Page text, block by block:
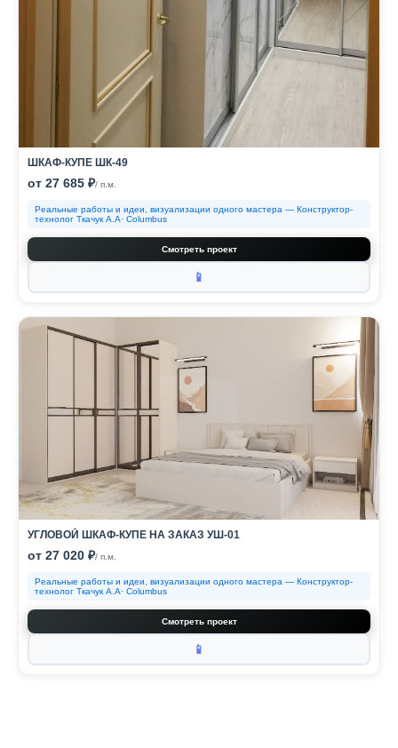
ШКАФ-КУПЕ ШК-49
от 27 685 ₽/ п.м.
Реальные работы и идеи, визуализации одного мастера — Конструктор-
технолог Ткачук А.А· Columbus
Смотреть проект
📱
УГЛОВОЙ ШКАФ-КУПЕ НА ЗАКАЗ УШ-01
от 27 020 ₽/ п.м.
Реальные работы и идеи, визуализации одного мастера — Конструктор-
технолог Ткачук А.А· Columbus
Смотреть проект
📱